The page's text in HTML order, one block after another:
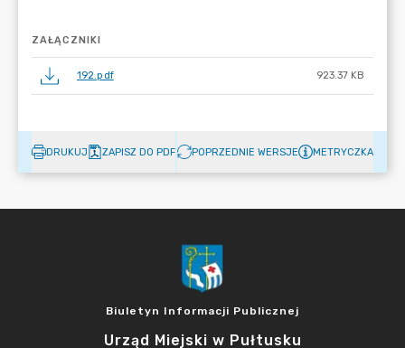
ZAŁĄCZNIKI
192.pdf 923.37 KB
DRUKUJ ZAPISZ DO PDF POPRZEDNIE WERSJE METRYCZKA
Biuletyn Informacji Publicznej
Urząd Miejski w Pułtusku